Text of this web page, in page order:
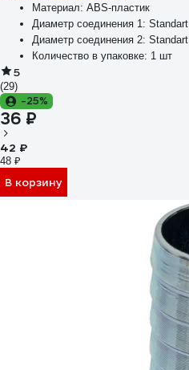
Материал: ABS-пластик
Диаметр соединения 1: Standart
Диаметр соединения 2: Standart
Количество в упаковке: 1 шт
5
(29)
-25%
36 ₽
42 ₽
48 ₽
В корзину